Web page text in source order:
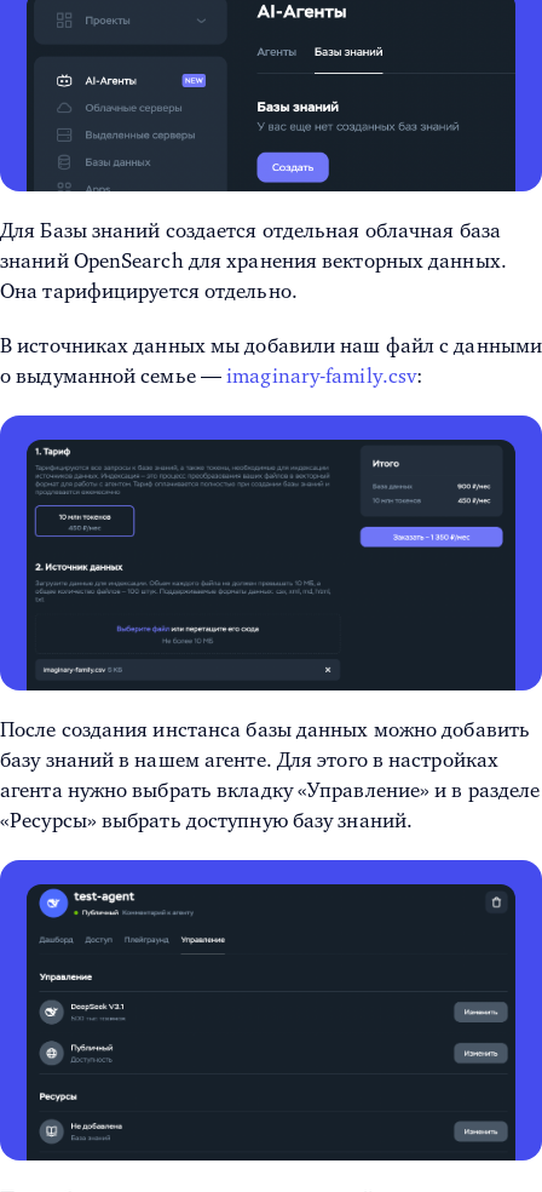
Для Базы знаний создается отдельная облачная база
знаний OpenSearch для хранения векторных данных.
Она тарифицируется отдельно.
В источниках данных мы добавили наш файл с данными
о выдуманной семье —imaginary-family.csv:
После создания инстанса базы данных можно добавить
базу знаний в нашем агенте. Для этого в настройках
агента нужно выбрать вкладку «Управление» и в разделе
«Ресурсы» выбрать доступную базу знаний.